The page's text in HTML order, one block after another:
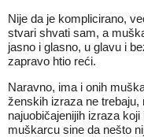
Nije da je komplicirano,
stvari shvati sam, a
jasno i glasno, u glavu i
zapravo htio reći.
Naravno, ima i onih
ženskih izraza ne
najuobičajenijih izraza
muškarcu sine da nešto